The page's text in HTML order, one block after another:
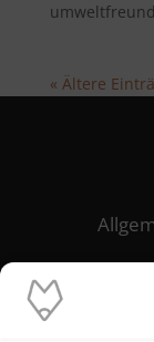
« Ältere
Unser